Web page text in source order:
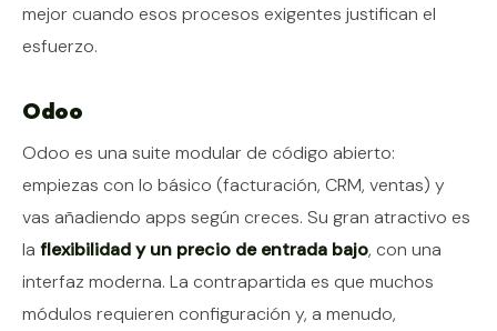
mejor cuando esos procesos exigentes justifican el
esfuerzo.
Odoo
Odoo es una suite modular de código abierto:
empiezas con lo básico (facturación, CRM, ventas) y
vas añadiendo apps según creces. Su gran atractivo es
la flexibilidad y un precio de entrada bajo, con una
interfaz moderna. La contrapartida es que muchos
módulos requieren configuración y, a menudo,